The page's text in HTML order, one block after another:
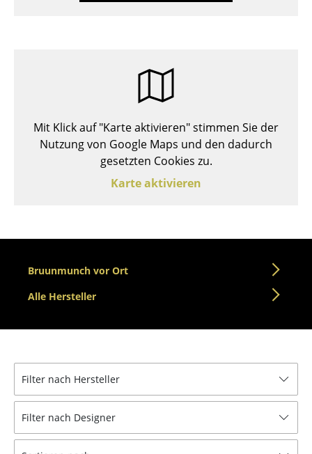
Bürosessel
Einzelteile
... alle Sitzmöbel
Esstische
Beistelltische
Couchtische
Konferenztische
Kindertische
Mit Klick auf "Karte aktivieren" stimmen Sie der
Nutzung von Google Maps und den dadurch
gesetzten Cookies zu.
Karte aktivieren
Bruunmunch vor Ort
Alle Hersteller
Filter nach Hersteller
Filter nach Designer